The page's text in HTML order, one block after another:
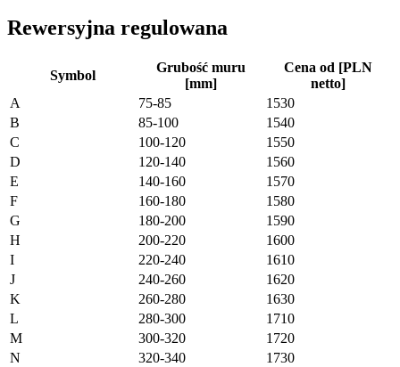
Rewersyjna regulowana
Symbol
Grubość muru
[mm]
Cena od [PLN
netto]
A
75-85
1530
B
85-100
1540
C
100-120
1550
D
120-140
1560
E
140-160
1570
F
160-180
1580
G
180-200
1590
H
200-220
1600
I
220-240
1610
J
240-260
1620
K
260-280
1630
L
280-300
1710
M
300-320
1720
N
320-340
1730